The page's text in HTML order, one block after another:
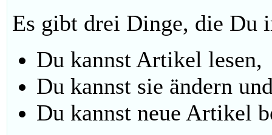
Es gibt drei Dinge, die Du
Du kannst Artikel lesen,
Du kannst sie ändern
Du kannst neue Artikel